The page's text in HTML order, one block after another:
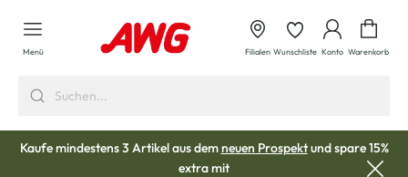
springen
Menü Filialen Wunschliste Konto Warenkorb
Kaufe mindestens 3 Artikel aus demneuen Prospektund spare 15%
extra mit